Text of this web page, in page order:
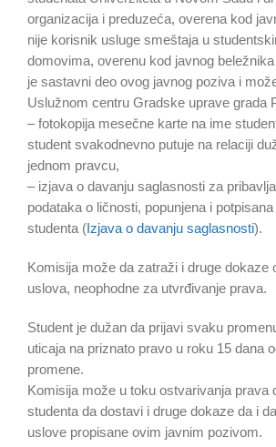
organizacija i preduzeća, overena kod
nije korisnik usluge smeštaja u
domovima, overenu kod javnog
je sastavni deo ovog javnog poziva i
Uslužnom centru Gradske uprave grada
– fotokopija mesečne karte na ime
student svakodnevno putuje na relaciji
jednom pravcu,
– izjava o davanju saglasnosti za
podataka o ličnosti, popunjena i
studenta (Izjava o davanju saglasnosti).
Komisija može da zatraži i druge dokaze
uslova, neophodne za utvrđivanje prava.
Student je dužan da prijavi svaku
uticaja na priznato pravo u roku 15 dana
promene.
Komisija može u toku ostvarivanja prava
studenta da dostavi i druge dokaze da i
uslove propisane ovim javnim pozivom.